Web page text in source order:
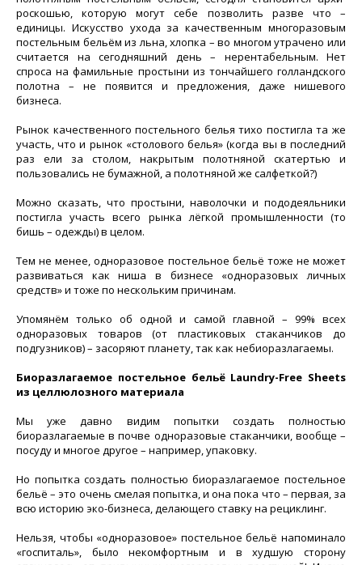
роскошью, которую могут себе позволить разве что –
единицы. Искусство ухода за качественным многоразовым
постельным бельём из льна, хлопка – во многом утрачено или
считается на сегодняшний день – нерентабельным. Нет
спроса на фамильные простыни из тончайшего голландского
полотна – не появится и предложения, даже нишевого
бизнеса.
Рынок качественного постельного белья тихо постигла та же
участь, что и рынок «столового белья» (когда вы в последний
раз ели за столом, накрытым полотняной скатертью и
пользовались не бумажной, а полотняной же салфеткой?)
Можно сказать, что простыни, наволочки и пододеяльники
постигла участь всего рынка лёгкой промышленности (то
бишь – одежды) в целом.
Тем не менее, одноразовое постельное бельё тоже не может
развиваться как ниша в бизнесе «одноразовых личных
средств» и тоже по нескольким причинам.
Упомянём только об одной и самой главной – 99% всех
одноразовых товаров (от пластиковых стаканчиков до
подгузников) – засоряют планету, так как небиоразлагаемы.
Биоразлагаемое постельное бельё Laundry-Free Sheets
из целлюлозного материала
Мы уже давно видим попытки создать полностью
биоразлагаемые в почве одноразовые стаканчики, вообще –
посуду и многое другое – например, упаковку.
Но попытка создать полностью биоразлагаемое постельное
бельё – это очень смелая попытка, и она пока что – первая, за
всю историю эко-бизнеса, делающего ставку на рециклинг.
Нельзя, чтобы «одноразовое» постельное бельё напоминало
«госпиталь», было некомфортным и в худшую сторону